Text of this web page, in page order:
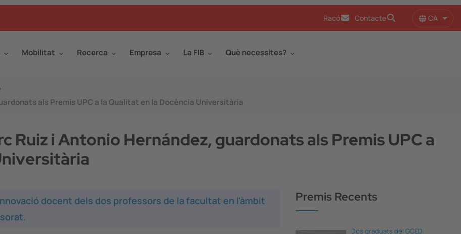
Racó Contacte CA
Mobilitat Recerca Empresa La FIB Què necessites?
als Premis UPC a la Qualitat en la Docència Universitària
Ruiz i Antonio Hernández, guardonats als Premis UPC a
docent dels dos professors de la facultat en l'àmbit
Premis Recents
Dos graduats del GCED